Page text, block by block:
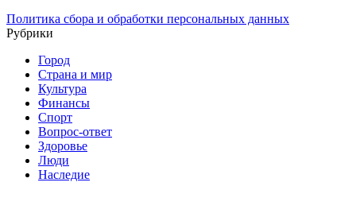
Политика сбора и обработки персональных данных
Рубрики
Город
Страна и мир
Культура
Финансы
Спорт
Вопрос-ответ
Здоровье
Люди
Наследие